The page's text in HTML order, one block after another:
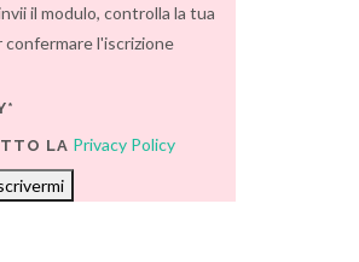
il modulo, controlla la tua
confermare l'iscrizione
LA Privacy Policy